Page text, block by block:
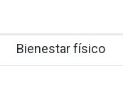
Bienestar físico